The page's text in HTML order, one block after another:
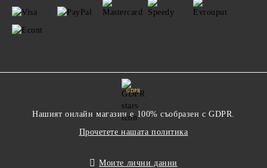
GDPR
Нашият онлайн магазин е 100% съобразен с GDPR.
Прочетете нашата политика
Моите лични данни